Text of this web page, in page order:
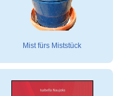
Mist fürs Miststück